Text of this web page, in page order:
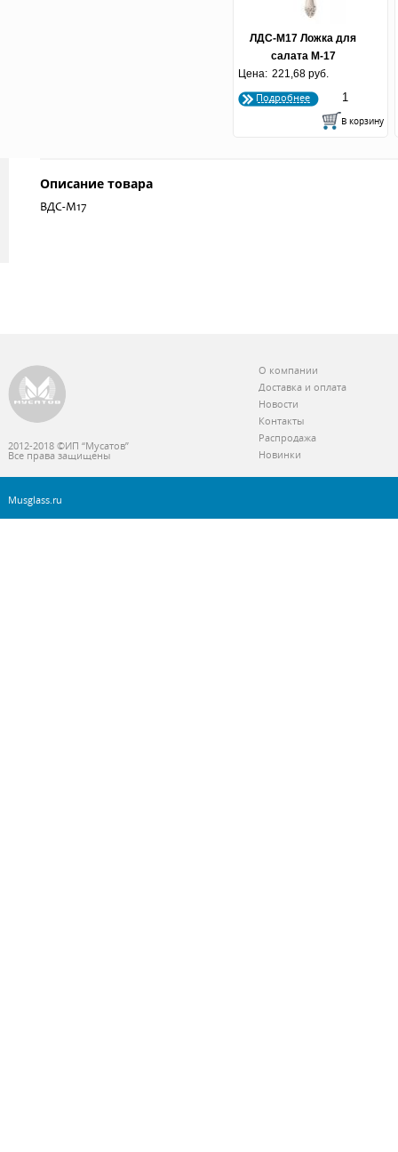
ЛДС-М17 Ложка для
салата М-17
"Дворцовая" (по 200 шт.)
Цена: 221,68 руб.
Подробнее
Описание товара
ВДС-М17
2012-2018 ©ИП “Мусатов”
Все права защищены
О компании
Доставка и оплата
Новости
Контакты
Распродажа
Новинки
Musglass.ru